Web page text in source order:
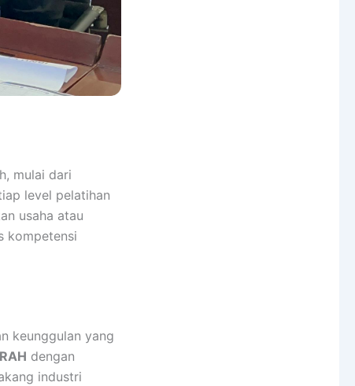
mulai dari
level pelatihan
usaha atau
kompetensi
keunggulan yang
dengan
industri